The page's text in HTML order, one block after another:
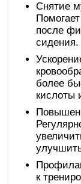
Снятие
после
сидения.
более
кислоты
к